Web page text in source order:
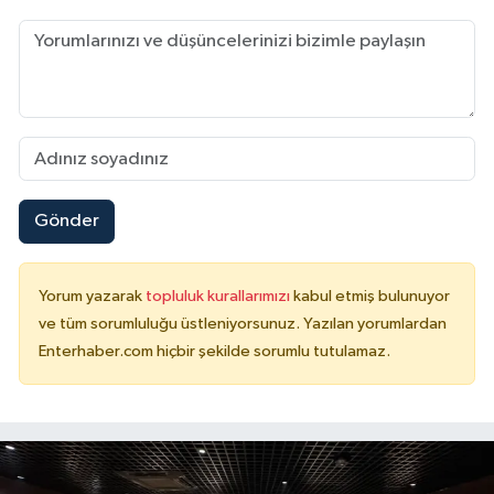
Gönder
Yorum yazarak topluluk kurallarımızı kabul etmiş bulunuyor
ve tüm sorumluluğu üstleniyorsunuz. Yazılan yorumlardan
Enterhaber.com hiçbir şekilde sorumlu tutulamaz.